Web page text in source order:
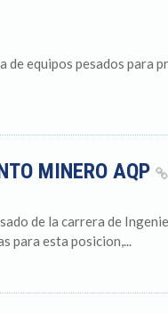
de equipos pesados para
MINERO AQP
de la carrera de
para esta posicion,...